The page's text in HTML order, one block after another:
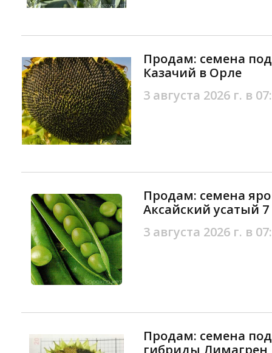
Продам: семена
Казачий в Орле
3 августа 2026 г. в
Продам: семена
Аксайский усатый 7
3 августа 2026 г. в
Продам: семена